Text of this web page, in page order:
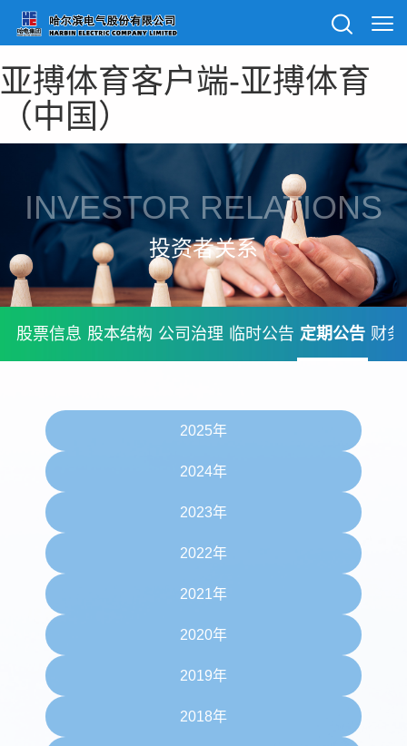
亚搏体育客户端-亚搏体育
（中国）
INVESTOR RELATIONS
投资者关系
股票信息 股本结构 公司治理 临时公告 定期公告 财
2025年
2024年
2023年
2022年
2021年
2020年
2019年
2018年